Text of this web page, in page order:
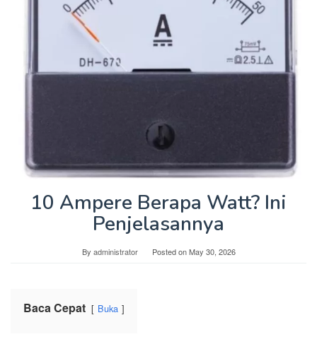
10 Ampere Berapa Watt? Ini
Penjelasannya
By administrator Posted onMay 30, 2026
Baca Cepat Buka